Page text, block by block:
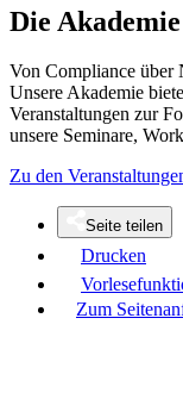
Die Akademie
Von Compliance über
Unsere Akademie
Veranstaltungen zur
unsere Seminare,
Zu den
Seite teilen
Drucken
Zum